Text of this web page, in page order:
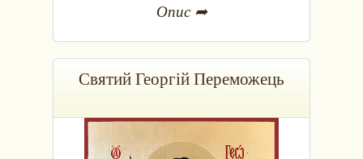
Опис ➦
Святий Георгій Переможець